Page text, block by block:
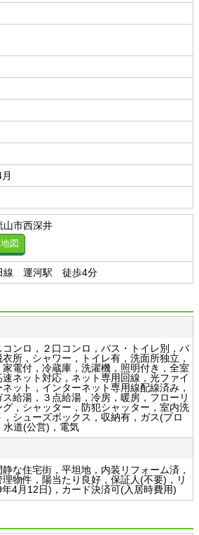
山市西深井
図
線 運河駅 徒歩4分
ンロ，２口コンロ，バス・トイレ別，バ
所，シャワー，トイレ有，洗面所独立，
電付，冷蔵庫，洗濯機，照明付き，全室
ネット対応，ネット専用回線，光ファイ
ット，インターネット専用線配線済み，
給湯，３点給湯，冷房，暖房，フローリ
，シャッター，防犯シャッター，室内洗
シューズボックス，収納有，ガス(プロ
水道(公営)，電気
な住宅街，平坦地，内装リフォーム済，
物件，陽当たり良好，保証人(不要)，リ
4月12日)，カード決済可(入居時費用)